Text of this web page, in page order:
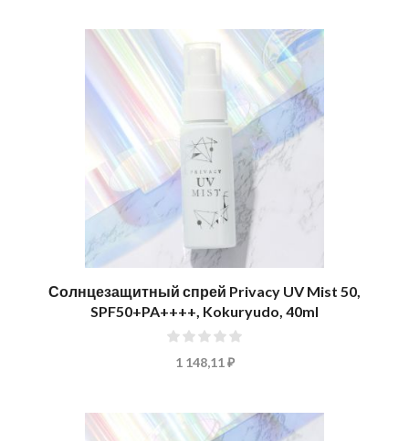
Солнцезащитный спрей Privacy UV Mist 50,
SPF50+PA++++, Kokuryudo, 40ml
1 148,11 ₽